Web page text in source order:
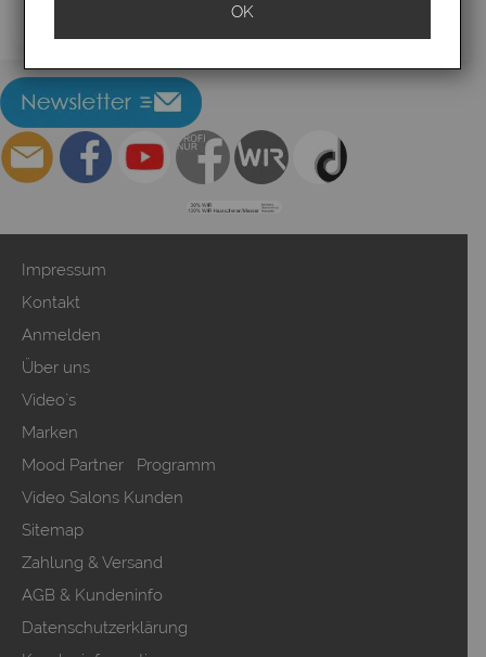
Impressum
Kontakt
Anmelden
Über uns
Video`s
Marken
Mood Partner Programm
Video Salons Kunden
Sitemap
Zahlung & Versand
AGB & Kundeninfo
Datenschutzerklärung
OK